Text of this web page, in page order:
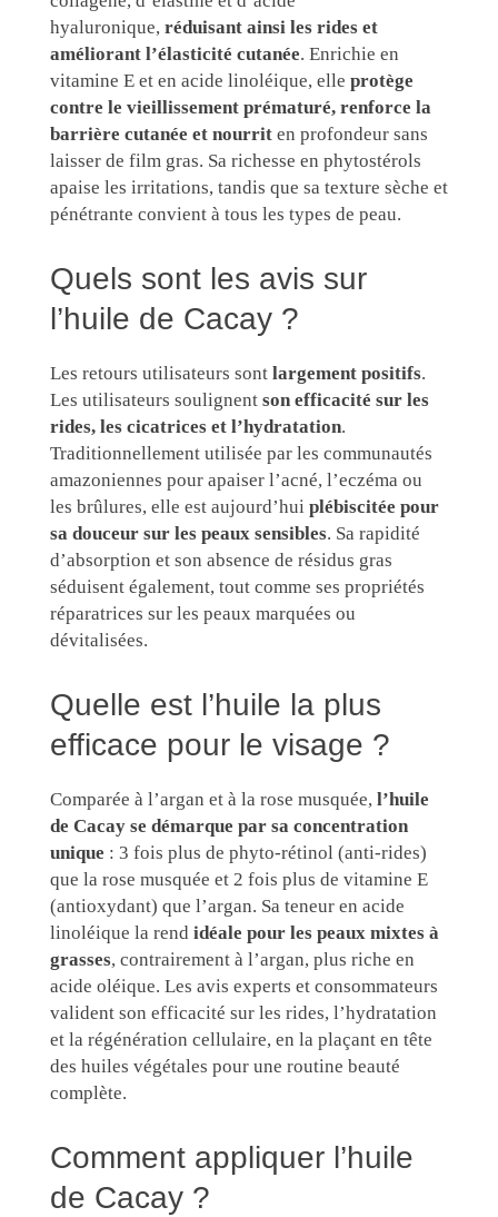
hyaluronique, réduisant ainsi les rides et
améliorant l’élasticité cutanée. Enrichie en
vitamine E et en acide linoléique, elle protège
contre le vieillissement prématuré, renforce la
barrière cutanée et nourrit en profondeur sans
laisser de film gras. Sa richesse en phytostérols
apaise les irritations, tandis que sa texture sèche et
pénétrante convient à tous les types de peau.
Quels sont les avis sur
l’huile de Cacay ?
Les retours utilisateurs sont largement positifs.
Les utilisateurs soulignent son efficacité sur les
rides, les cicatrices et l’hydratation.
Traditionnellement utilisée par les communautés
amazoniennes pour apaiser l’acné, l’eczéma ou
les brûlures, elle est aujourd’hui plébiscitée pour
sa douceur sur les peaux sensibles. Sa rapidité
d’absorption et son absence de résidus gras
séduisent également, tout comme ses propriétés
réparatrices sur les peaux marquées ou
dévitalisées.
Quelle est l’huile la plus
efficace pour le visage ?
Comparée à l’argan et à la rose musquée, l’huile
de Cacay se démarque par sa concentration
unique : 3 fois plus de phyto-rétinol (anti-rides)
que la rose musquée et 2 fois plus de vitamine E
(antioxydant) que l’argan. Sa teneur en acide
linoléique la rend idéale pour les peaux mixtes à
grasses, contrairement à l’argan, plus riche en
acide oléique. Les avis experts et consommateurs
valident son efficacité sur les rides, l’hydratation
et la régénération cellulaire, en la plaçant en tête
des huiles végétales pour une routine beauté
complète.
Comment appliquer l’huile
de Cacay ?